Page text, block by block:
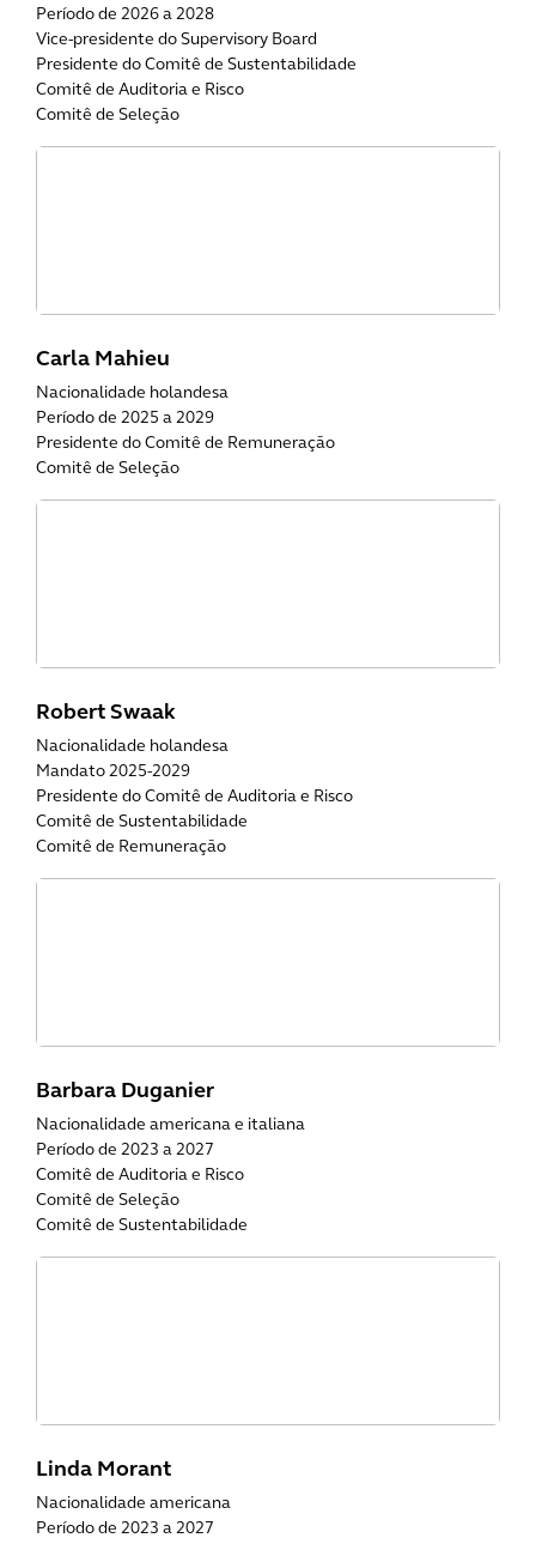
Período de 2026 a 2028
Vice-presidente do Supervisory Board
Presidente do Comitê de Sustentabilidade
Comitê de Auditoria e Risco
Comitê de Seleção
Carla Mahieu
Nacionalidade holandesa
Período de 2025 a 2029
Presidente do Comitê de Remuneração
Comitê de Seleção
Robert Swaak
Nacionalidade holandesa
Mandato 2025-2029
Presidente do Comitê de Auditoria e Risco
Comitê de Sustentabilidade
Comitê de Remuneração
Barbara Duganier
Nacionalidade americana e italiana
Período de 2023 a 2027
Comitê de Auditoria e Risco
Comitê de Seleção
Comitê de Sustentabilidade
Linda Morant
Nacionalidade americana
Período de 2023 a 2027